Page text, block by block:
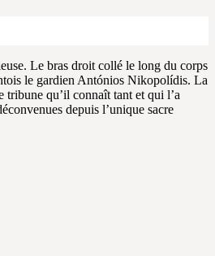
Le bras droit collé le long du corps
le gardien Antónios Nikopolídis. La
tribune qu’il connaît tant et qui l’a
depuis l’unique sacre